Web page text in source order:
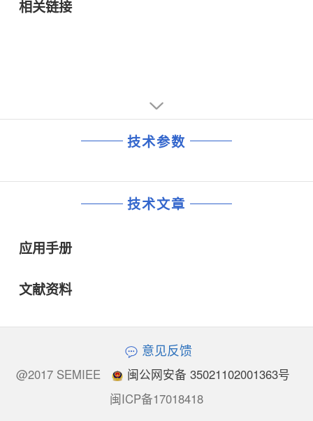
相关链接
技术参数
技术文章
应用手册
文献资料
意见反馈
@2017 SEMIEE
闽公网安备 35021102001363号
闽ICP备17018418